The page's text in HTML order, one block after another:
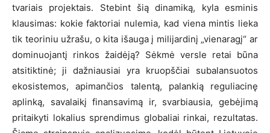
tvariais projektais. Stebint šią dinamiką, kyla esminis
klausimas: kokie faktoriai nulemia, kad viena mintis lieka
tik teoriniu užrašu, o kita išauga į milijardinį „vienaragį“ ar
dominuojantį rinkos žaidėją? Sėkmė versle retai būna
atsitiktinė; ji dažniausiai yra kruopščiai subalansuotos
ekosistemos, apimančios talentą, palankią reguliacinę
aplinką, savalaikį finansavimą ir, svarbiausia, gebėjimą
pritaikyti lokalius sprendimus globaliai rinkai, rezultatas.